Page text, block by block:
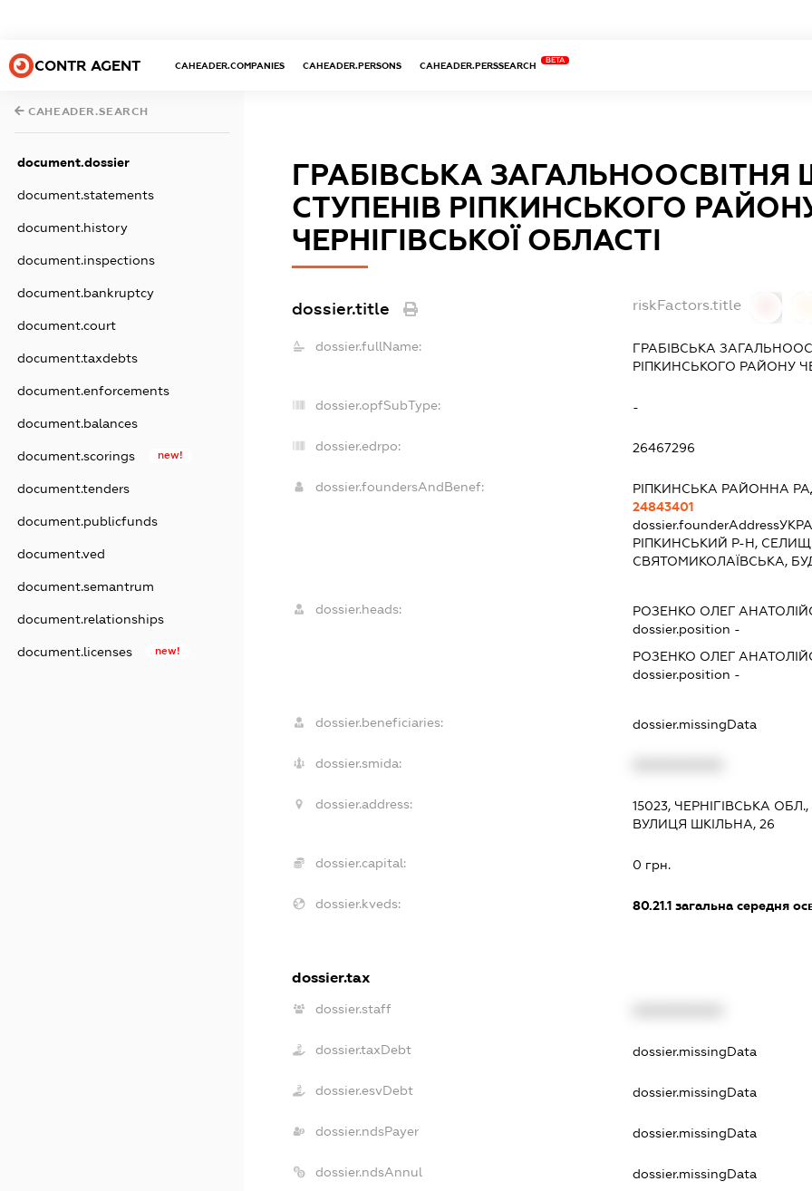
CONTR AGENT CAHEADER.COMPANIES CAHEADER.PERSONS CAHEADER.PERSSEARCH
BETA
CAHEADER.SEARCH
document.dossier
document.statements
document.history
document.inspections
document.bankruptcy
document.court
document.taxdebts
document.enforcements
document.balances
document.scorings new!
document.tenders
document.publicfunds
document.ved
document.semantrum
document.relationships
document.licenses new!
ГРАБІВСЬКА ЗАГАЛЬНООСВІТНЯ
СТУПЕНІВ РІПКИНСЬКОГО
ЧЕРНІГІВСЬКОЇ ОБЛАСТІ
dossier.title riskFactors.title
dossier.fullName:
ГРАБІВСЬКА
РІПКИНСЬКОГО РАЙОНУ
dossier.opfSubType: -
dossier.edrpo: 26467296
dossier.foundersAndBenef:
РІПКИНСЬКА РАЙОННА
24843401
dossier.founderAddress
РІПКИНСЬКИЙ Р-Н,
СВЯТОМИКОЛАЇВСЬКА,
dossier.heads:
РОЗЕНКО ОЛЕГ
dossier.position -
РОЗЕНКО ОЛЕГ
dossier.position -
dossier.beneficiaries: dossier.missingData
dossier.smida:
dossier.address:
15023, ЧЕРНІГІВСЬКА
ВУЛИЦЯ ШКІЛЬНА, 26
dossier.capital: 0 грн.
dossier.kveds: 80.21.1загальна середня
dossier.tax
dossier.staff
dossier.taxDebt dossier.missingData
dossier.esvDebt dossier.missingData
dossier.ndsPayer dossier.missingData
dossier.ndsAnnul dossier.missingData